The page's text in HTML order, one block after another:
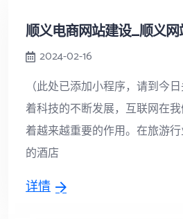
顺义电商网站建设_顺义网
2024-02-16
（此处已添加小程序，请到今
着科技的不断发展，互联网在
着越来越重要的作用。在旅游
的酒店
详情